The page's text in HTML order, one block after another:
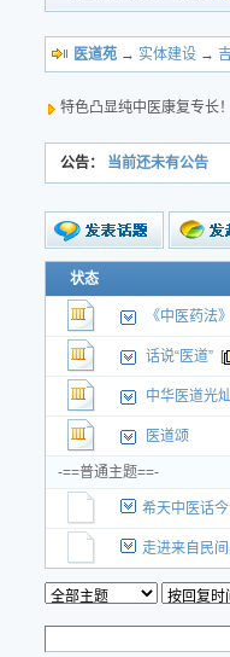
医道苑 → 实体建设 →
特色凸显纯中医康复专长！
公告： 当前还未有公告
新的主题
投票帖
交易帖
新小字报
状态
《中医药法》
话说“医道” [
中华医道光
医道颂
-==普通主题==-
希天中医话
走进来自民